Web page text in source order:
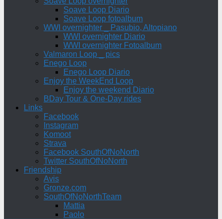
Soave Loop Diario
Soave Loop fotoalbum
WWI overnighter _ Pasubio, Altopiano
WWI overnighter Diario
WWI overnighter Fotoalbum
Valmaron Loop _ pics
Enego Loop
Enego Loop Diario
Enjoy the WeekEnd Loop
Enjoy the weekend Diario
BDay Tour & One-Day rides
Links
Facebook
Instagram
Komoot
Strava
Facebook SouthOfNoNorth
Twitter SouthOfNoNorth
Friendship
Avis
Gronze.com
SouthOfNoNorthTeam
Mattia
Paolo